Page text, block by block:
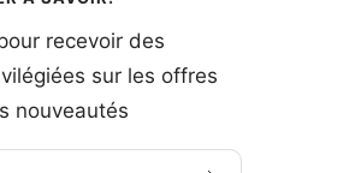
recevoir des
sur les offres
nouveautés